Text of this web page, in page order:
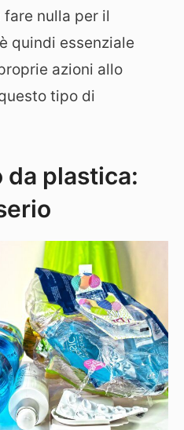
fare nulla per il
quindi essenziale
azioni allo
tipo di
da plastica: